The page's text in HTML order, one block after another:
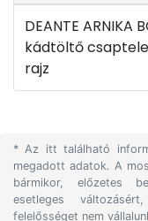
DEANTE ARNIKA
kádtöltő
rajz
* Az itt található
megadott adatok. A
bármikor, előzetes
esetleges
felelősséget nem